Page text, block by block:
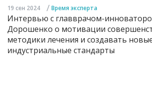
19 сен 2024 / Время эксперта
Интервью с главврачом-
Дорошенко о мотивации
методики лечения и создавать
индустриальные стандарты